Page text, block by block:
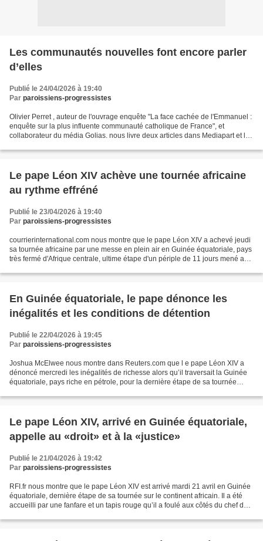
Les communautés nouvelles font encore parler
d’elles
Publié le 24/04/2026 à 19:40
Par paroissiens-progressistes
Olivier Perret , auteur de l'ouvrage enquête "La face cachée de l'Emmanuel :
enquête sur la plus influente communauté catholique de France", et
collaborateur du média Golias. nous livre deux articles dans Mediapart et le
Le pape Léon XIV achève une tournée africaine
au rythme effréné
Publié le 23/04/2026 à 19:40
Par paroissiens-progressistes
courrierinternational.com nous montre que le pape Léon XIV a achevé jeudi
sa tournée africaine par une messe en plein air en Guinée équatoriale, pays
très fermé d'Afrique centrale, ultime étape d'un périple de 11 jours mené au
En Guinée équatoriale, le pape dénonce les
inégalités et les conditions de détention
Publié le 22/04/2026 à 19:45
Par paroissiens-progressistes
Joshua McElwee nous montre dans Reuters.com que l e pape Léon XIV a
dénoncé mercredi les inégalités de richesse alors qu’il traversait la Guinée
équatoriale, pays riche en pétrole, pour la dernière étape de sa tournée
Le pape Léon XIV, arrivé en Guinée équatoriale,
appelle au «droit» et à la «justice»
Publié le 21/04/2026 à 19:42
Par paroissiens-progressistes
RFI.fr nous montre que le pape Léon XIV est arrivé mardi 21 avril en Guinée
équatoriale, dernière étape de sa tournée sur le continent africain. Il a été
accueilli par une fanfare et un tapis rouge qu’il a foulé aux côtés du chef de